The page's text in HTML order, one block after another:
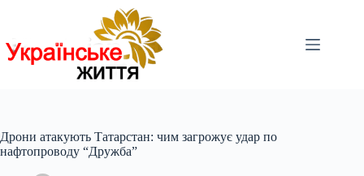
Дрони атакують Татарстан: чим загрожує удар по
нафтопроводу “Дружба”